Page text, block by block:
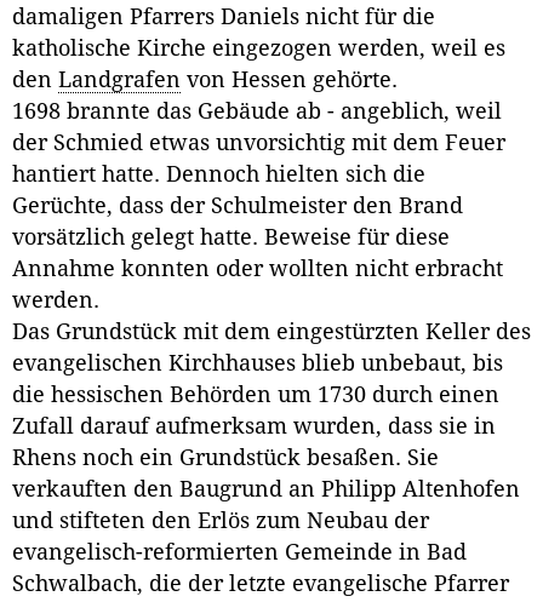
damaligen Pfarrers Daniels nicht für die
katholische Kirche eingezogen werden, weil es
den Landgrafen von Hessen gehörte.
1698 brannte das Gebäude ab - angeblich, weil
der Schmied etwas unvorsichtig mit dem Feuer
hantiert hatte. Dennoch hielten sich die
Gerüchte, dass der Schulmeister den Brand
vorsätzlich gelegt hatte. Beweise für diese
Annahme konnten oder wollten nicht erbracht
werden.
Das Grundstück mit dem eingestürzten Keller des
evangelischen Kirchhauses blieb unbebaut, bis
die hessischen Behörden um 1730 durch einen
Zufall darauf aufmerksam wurden, dass sie in
Rhens noch ein Grundstück besaßen. Sie
verkauften den Baugrund an Philipp Altenhofen
und stifteten den Erlös zum Neubau der
evangelisch-reformierten Gemeinde in Bad
Schwalbach, die der letzte evangelische Pfarrer